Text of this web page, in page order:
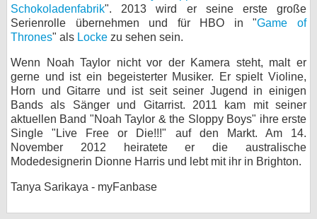
Schokoladenfabrik". 2013 wird er seine erste große
Serienrolle übernehmen und für HBO in "Game of
Thrones" als Locke zu sehen sein.
Wenn Noah Taylor nicht vor der Kamera steht, malt er
gerne und ist ein begeisterter Musiker. Er spielt Violine,
Horn und Gitarre und ist seit seiner Jugend in einigen
Bands als Sänger und Gitarrist. 2011 kam mit seiner
aktuellen Band "Noah Taylor & the Sloppy Boys" ihre erste
Single "Live Free or Die!!!" auf den Markt. Am 14.
November 2012 heiratete er die australische
Modedesignerin Dionne Harris und lebt mit ihr in Brighton.
Tanya Sarikaya - myFanbase
Impressum
Desktop-Ansicht
myFanbase